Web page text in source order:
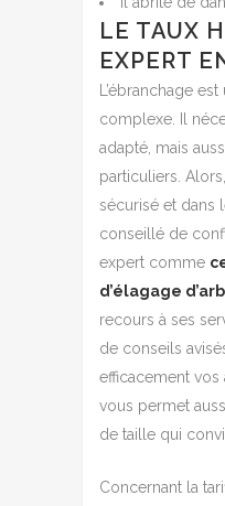
LE TAUX
EXPERT
L’ébranchage
complexe. Il
adapté, mais
particuliers.
sécurisé et dans
conseillé de
expert comme
d’élagage
recours à ses
de conseils
efficacement vos
vous permet
de taille qui
Concernant la